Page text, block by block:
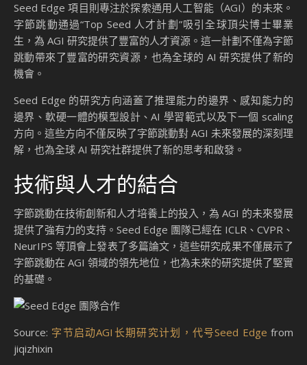
Seed Edge 項目則專注於探索通用人工智能（AGI）的未來。
字節跳動通過“Top Seed 人才計劃”吸引全球頂尖博士畢業
生，為 AGI 研究提供了豐富的人才資源。這一計劃不僅為字節
跳動帶來了豐富的研究資源，也為全球的 AI 研究提供了新的
機會。
Seed Edge 的研究方向涵蓋了推理能力的邊界、感知能力的
邊界、軟硬一體的模型設計、AI 學習範式以及下一個 scaling
方向。這些方向不僅反映了字節跳動對 AGI 未來發展的深刻理
解，也為全球 AI 研究社群提供了新的思考和啟發。
技術與人才的結合
字節跳動在技術創新和人才培養上的投入，為 AGI 的未來發展
提供了強有力的支持。Seed Edge 團隊已經在 ICLR、CVPR、
NeurIPS 等頂會上發表了多篇論文，這些研究成果不僅展示了
字節跳動在 AGI 領域的領先地位，也為未來的研究提供了堅實
的基礎。
Source: 字节启动AGI长期研究计划，代号Seed Edge from
jiqizhixin